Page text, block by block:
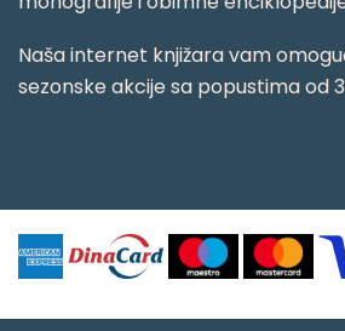
Naša internet knjižara vam
sezonske akcije sa popustima od